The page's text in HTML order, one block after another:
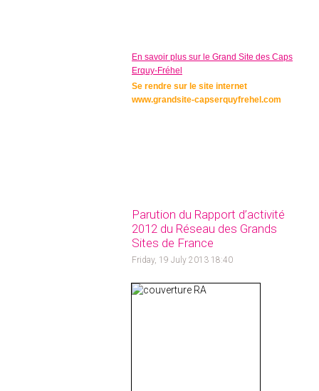
En savoir plus sur le Grand Site des Caps
Erquy-Fréhel
Se rendre sur le site internet
www.grandsite-capserquyfrehel.com
Parution du Rapport d’activité
2012 du Réseau des Grands
Sites de France
Friday, 19 July 2013 18:40